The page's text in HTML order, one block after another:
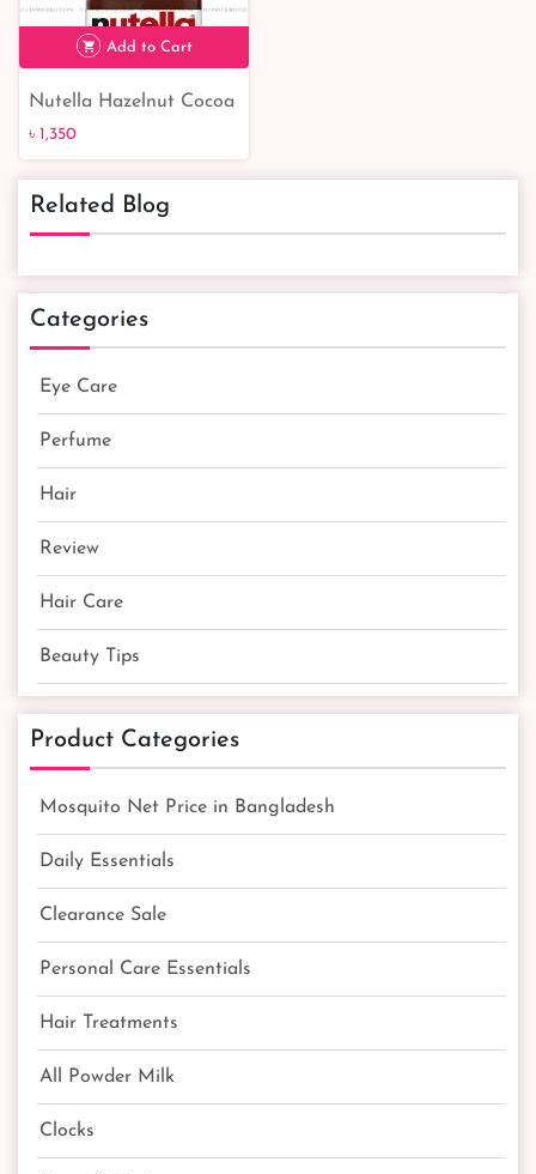
Add to Cart
Nutella Hazelnut Cocoa
Spread - cutpricebd |
৳ 1,350
Related Blog
Categories
Eye Care
Perfume
Hair
Review
Hair Care
Beauty Tips
Product Categories
Mosquito Net Price in Bangladesh
Daily Essentials
Clearance Sale
Personal Care Essentials
Hair Treatments
All Powder Milk
Clocks